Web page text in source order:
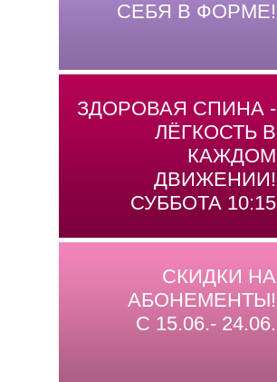
СЕБЯ В ФОРМЕ!
ЗДОРОВАЯ СПИНА -
ЛЁГКОСТЬ В
КАЖДОМ
ДВИЖЕНИИ!
СУББОТА 10:15
СКИДКИ НА
АБОНЕМЕНТЫ!
С 15.06.- 24.06.